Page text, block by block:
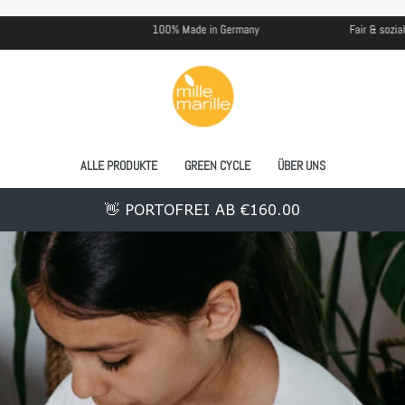
100% Made in Germany Fair & sozial hergestellt
ALLE PRODUKTE GREEN CYCLE ÜBER UNS
👋 PORTOFREI AB €160.00